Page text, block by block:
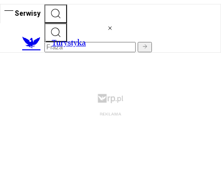
Serwisy
Turystyka